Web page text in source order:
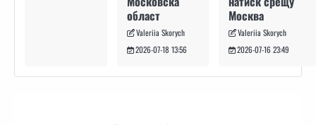
област
Valeriia Skorych
2026-07-18 13:56
Москва
Valeriia Skorych
2026-07-16 23:49